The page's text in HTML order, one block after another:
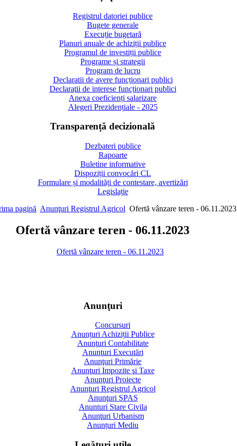
Registrul datoriei publice
Bugete generale
Execuție bugetară
Planuri anuale de achiziții publice
Programul de investiții publice
Programe și strategii
Program de lucru
Declaratii de avere funcționari publici
Declaraţii de interese funcționari publici
Anexa coeficienți salarizare
Alegeri Prezidențiale - 2025
Transparență decizională
Dezbateri publice
Rapoarte
Buletine informative
Dispoziții convocări CL
Formulare și modalități de contestare, avertizări
Legislație
pagină Anunţuri Registrul Agricol Ofertă vânzare teren - 06.11.2023
Ofertă vânzare teren - 06.11.2023
Ofertă vânzare teren - 06.11.2023
Anunţuri
Concursuri
Anunțuri Achiziții Publice
Anunţuri Contabilitate
Anunţuri Executări
Anunţuri Primărie
Anunţuri Impozite şi Taxe
Anunţuri Proiecte
Anunţuri Registrul Agricol
Anunţuri SPAS
Anunturi Stare Civila
Anunţuri Urbanism
Anunțuri Mediu